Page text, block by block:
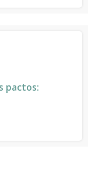
pactos: